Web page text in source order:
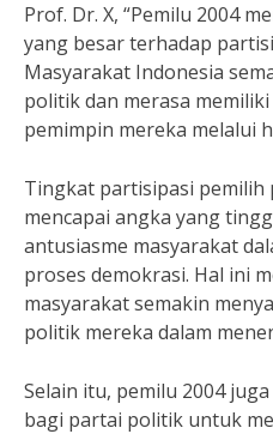
Prof. Dr. X, “Pemilu 2004
yang besar terhadap
Masyarakat Indonesia
politik dan merasa
pemimpin mereka melalui
Tingkat partisipasi pemilih
mencapai angka yang
antusiasme masyarakat
proses demokrasi. Hal ini
masyarakat semakin
politik mereka dalam
Selain itu, pemilu 2004
bagi partai politik untuk